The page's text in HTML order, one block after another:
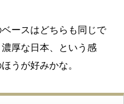
ースはどちらも同じで
厚な日本、という感
うが好みかな。